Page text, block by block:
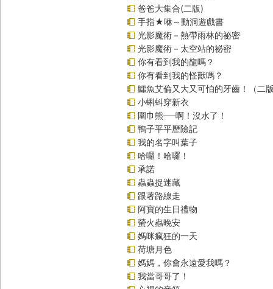
爸爸大集合(二版)
手指★咻～動洞遊戲書
光影魔術－熱帶雨林的祕密
光影魔術－太空站的祕密
你有看到我的龍嗎？
你有看到我的怪獸嗎？
鱷魚艾倫又大又可怕的牙齒！（二
小蝌蚪穿新衣
圍巾熊──啊！沒水了！
鴨子平平歷險記
我的名字叫葉子
哈囉！哈囉！
承諾
蟲蟲捉迷藏
跟著路線走
阿寶的生日禮物
螢火蟲晚安
媽咪瘋狂的一天
荷塘月色
媽媽，你會永遠愛我嗎？
我當哥哥了！